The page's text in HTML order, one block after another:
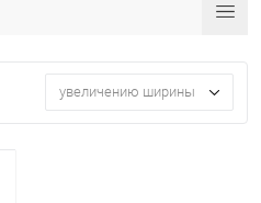
увеличению ширины